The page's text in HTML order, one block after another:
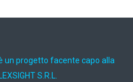
un progetto facente capo alla
S.R.L.